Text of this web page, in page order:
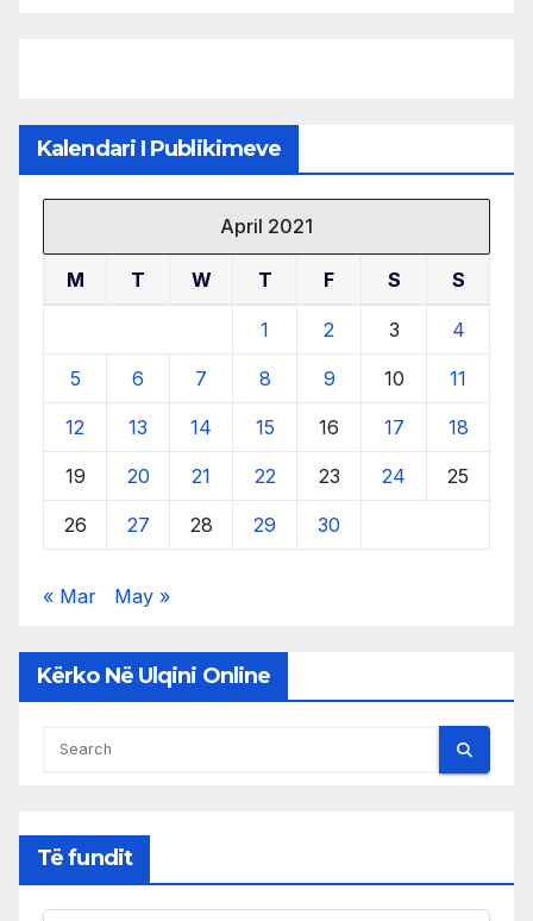
Kalendari I Publikimeve
April 2021
M T W T F S S
1 2 3 4
5 6 7 8 9 10 11
12 13 14 15 16 17 18
19 20 21 22 23 24 25
26 27 28 29 30
« Mar May »
Kërko Në Ulqini Online
Të fundit